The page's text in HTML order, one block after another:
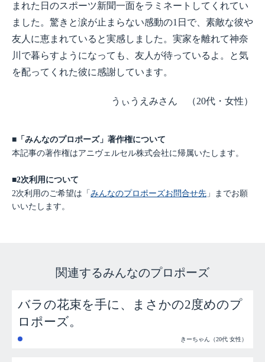
まれた日のスポーツ新聞一面をラミネートしてくれてい
ました。驚きと涙が止まらない感動の1日で、素敵な彼や
友人に恵まれていると実感しました。実家を離れて神奈
川で暮らすようになっても、友人が待っているよ。と気
を配ってくれた彼に感謝しています。
うぃうえみさん （20代・女性）
■「みんなのプロポーズ」著作権について
本記事の著作権はアニヴェルセル株式会社に帰属いたします。
■2次利用について
2次利用のご希望は「 みんなのプロポーズお問合せ先 」までお願
いいたします。
関連するみんなのプロポーズ
バラの花束を手に、まさかの2度めのプ
ロポーズ。
きーちゃん（20代 女性）